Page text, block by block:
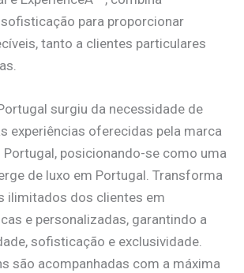
para proporcionar
tanto a clientes particulares
surgiu da necessidade de
experiências oferecidas pela marca
Portugal, posicionando-se como uma
de luxo em Portugal. Transforma
ilimitados dos clientes em
e personalizadas, garantindo a
sofisticação e exclusividade.
são acompanhadas com a máxima